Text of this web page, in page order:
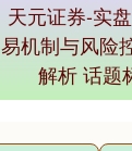
天元证券-实
易机制与风险
解析 话题